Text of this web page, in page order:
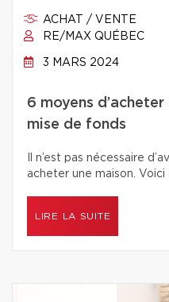
ACHAT / VENTE
RE/MAX QUÉBEC
3 MARS 2024
6 moyens
mise de fonds
Il n’est pas nécessaire
acheter une maison.
LIRE LA SUITE